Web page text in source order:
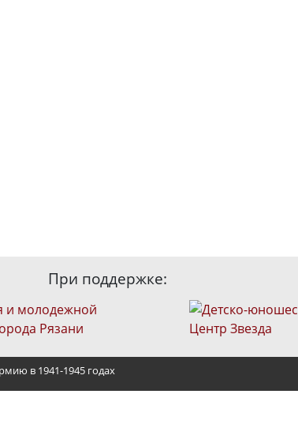
При поддержке:
в 1941-1945 годах